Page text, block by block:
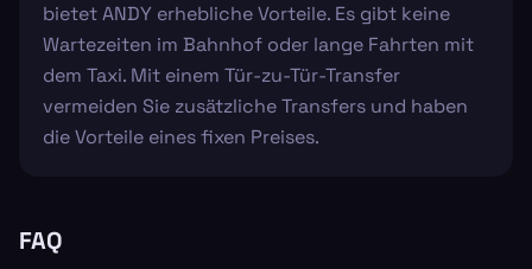
bietet ANDY erhebliche Vorteile. Es gibt keine
Wartezeiten im Bahnhof oder lange Fahrten mit
dem Taxi. Mit einem Tür-zu-Tür-Transfer
vermeiden Sie zusätzliche Transfers und haben
die Vorteile eines fixen Preises.
FAQ